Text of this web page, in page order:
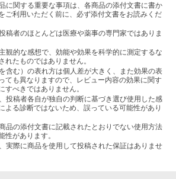
に関する重要な事項は、各商品の添付文書に書か
ご利用いただく前に、必ず添付文書をお読みくだ
稿者のほとんどは医療や薬事の専門家ではありま
観的な感想で、効能や効果を科学的に測定するな
れたものではありません。
含む）の表れ方は個人差が大きく、また効果の表
ても異なりますので、レビュー内容の効果に関す
すべきではありません。
投稿者各自が独自の判断に基づき選び使用した感
よる診断ではないため、誤っている可能性があり
品の添付文書に記載されたとおりでない使用方法
性があります。
実際に商品を使用して投稿された保証はありませ